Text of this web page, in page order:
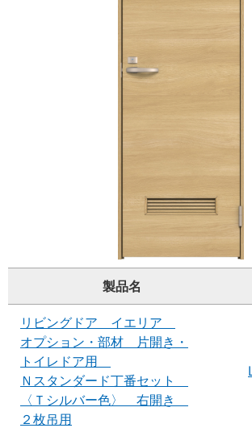
製品名
リビングドア イエリア
オプション・部材 片開き・
トイレドア用
Ｎスタンダード丁番セット
〈Ｔシルバー色〉 右開き
２枚吊用